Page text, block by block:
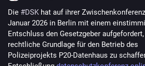
Die #DSK hat auf ihrer
Januar 2026 in Berlin mit einem
Entschluss den Gesetzgeber
rechtliche Grundlage für den Betrieb des
Polizeiprojekts P20-Datenhaus zu